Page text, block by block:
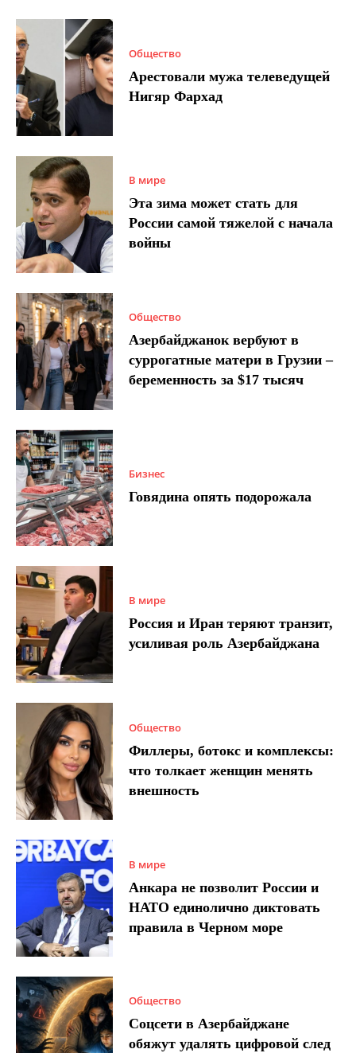
Общество
Арестовали мужа телеведущей
Нигяр Фархад
В мире
Эта зима может стать для
России самой тяжелой с начала
войны
Общество
Азербайджанок вербуют в
суррогатные матери в Грузии –
беременность за $17 тысяч
Бизнес
Говядина опять подорожала
В мире
Россия и Иран теряют транзит,
усиливая роль Азербайджана
Общество
Филлеры, ботокс и комплексы:
что толкает женщин менять
внешность
В мире
Анкара не позволит России и
НАТО единолично диктовать
правила в Черном море
Общество
Соцсети в Азербайджане
обяжут удалять цифровой след